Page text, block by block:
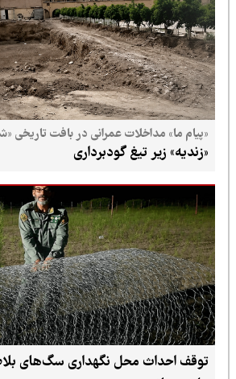
«پیام ما» مداخلات عمرانی در بافت تاریخی
«زندیه» زیر تیغ گودبرداری
توقف احداث محل نگهداری سگ‌های